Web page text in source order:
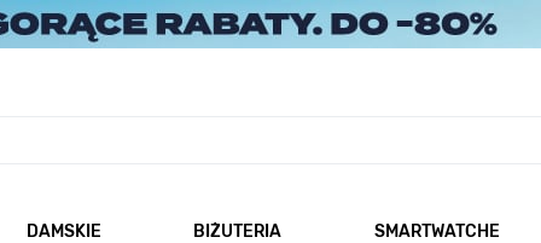
DAMSKIE
BIŻUTERIA
SMARTWATCHE